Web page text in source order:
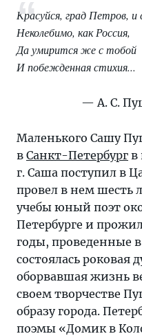
романа
в
стихах
«Евгений
дама»
и
поэмы
«Медный
всадник».
Красуйся, град Петров, и
Неколебимо, как Россия,
Да умирится же с тобой
И побежденная стихия...
А. С.
Маленького Сашу
в Санкт-Петербург в
г. Саша поступил в
провел в нем шесть
учебы юный поэт
Петербурге и
годы, проведенные в
состоялась роковая
оборвавшая жизнь
своем творчестве
образу города.
поэмы «Домик в